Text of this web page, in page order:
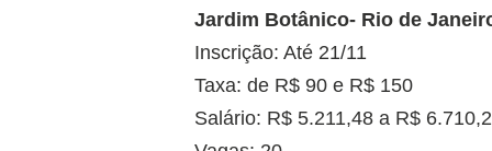
Jardim Botânico- Rio de
Inscrição: Até 21/11
Taxa: de R$ 90 e R$ 150
Salário: R$ 5.211,48 a R$